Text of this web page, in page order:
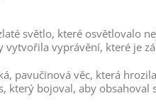
světlo, které osvětlovalo
vyprávění, které je
pavučinová věc, která
bojoval, aby obsahoval